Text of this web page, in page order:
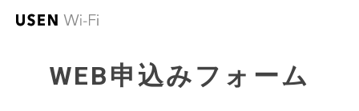
WEB申込みフォーム